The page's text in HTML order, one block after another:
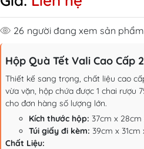
26 người đang xem sản
Hộp Quà Tết Vali Cao Cấp
Thiết kế sang trọng, chất liệu cao
vừa vặn, hộp chứa được 1 chai rượu
cho đơn hàng số lượng lớn.
Kích thước hộp: 37cm x 28cm
Túi giấy đi kèm: 39cm x 31cm
Chất Liệu: